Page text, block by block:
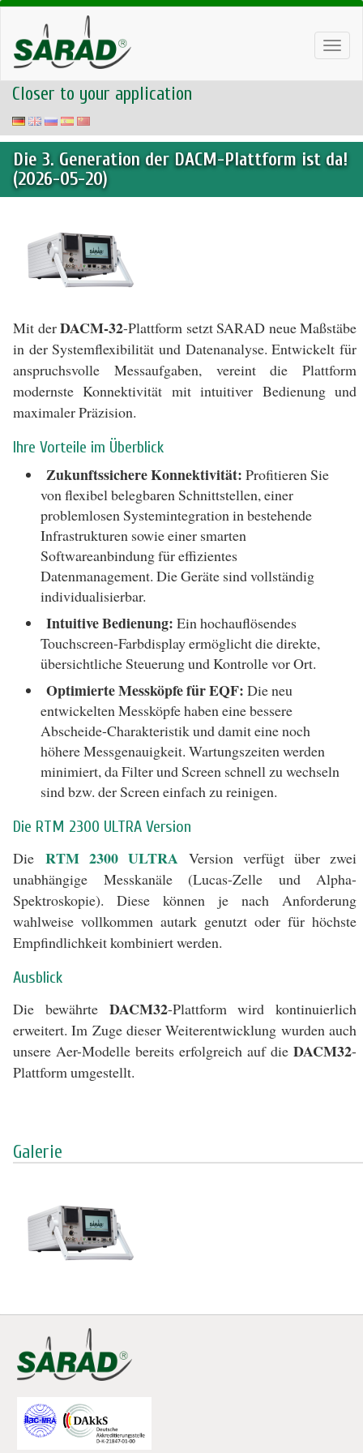
Closer to your application
Die 3. Generation der DACM-Plattform ist da!
(2026-05-20)
Mit derDACM-32-Plattform setzt SARAD neue Maßstäbe
in der Systemflexibilität und Datenanalyse. Entwickelt für
anspruchsvolle Messaufgaben, vereint die Plattform
modernste Konnektivität mit intuitiver Bedienung und
maximaler Präzision.
Ihre Vorteile im Überblick
Zukunftssichere Konnektivität: Profitieren Sie
von flexibel belegbaren Schnittstellen, einer
problemlosen Systemintegration in bestehende
Infrastrukturen sowie einer smarten
Softwareanbindung für effizientes
Datenmanagement. Die Geräte sind vollständig
individualisierbar.
Intuitive Bedienung: Ein hochauflösendes
Touchscreen-Farbdisplay ermöglicht die direkte,
übersichtliche Steuerung und Kontrolle vor Ort.
Optimierte Messköpfe für EQF: Die neu
entwickelten Messköpfe haben eine bessere
Abscheide-Charakteristik und damit eine noch
höhere Messgenauigkeit. Wartungszeiten werden
minimiert, da Filter und Screen schnell zu wechseln
sind bzw. der Screen einfach zu reinigen.
Die RTM 2300 ULTRA Version
Die RTM 2300 ULTRA Version verfügt über zwei
unabhängige Messkanäle (Lucas-Zelle und Alpha-
Spektroskopie). Diese können je nach Anforderung
wahlweise vollkommen autark genutzt oder für höchste
Empfindlichkeit kombiniert werden.
Ausblick
Die bewährte DACM32-Plattform wird kontinuierlich
erweitert. Im Zuge dieser Weiterentwicklung wurden auch
unsere Aer-Modelle bereits erfolgreich auf die DACM32-
Plattform umgestellt.
Galerie